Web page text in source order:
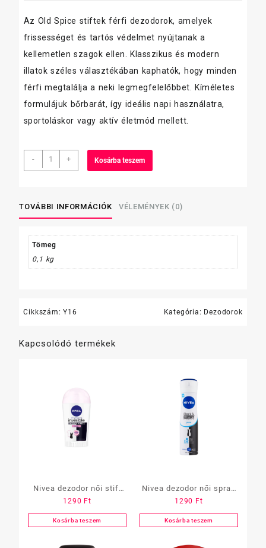
Az Old Spice stiftek férfi dezodorok, amelyek
frissességet és tartós védelmet nyújtanak a
kellemetlen szagok ellen. Klasszikus és modern
illatok széles választékában kaphatók, hogy minden
férfi megtalálja a neki legmegfelelőbbet. Kíméletes
formulájuk bőrbarát, így ideális napi használatra,
sportoláskor vagy aktív életmód mellett.
-
Old
Spice
Original
mennyiség
+ Kosárba teszem
TOVÁBBI INFORMÁCIÓK VÉLEMÉNYEK (0)
Tömeg
0,1 kg
Cikkszám:Y16 Kategória: Dezodorok
Kapcsolódó termékek
Nivea dezodor női stift
40ml Black&White
1290 Ft
Kosárba teszem
Nivea dezodor női spray
150ml
1290 Ft
Kosárba teszem